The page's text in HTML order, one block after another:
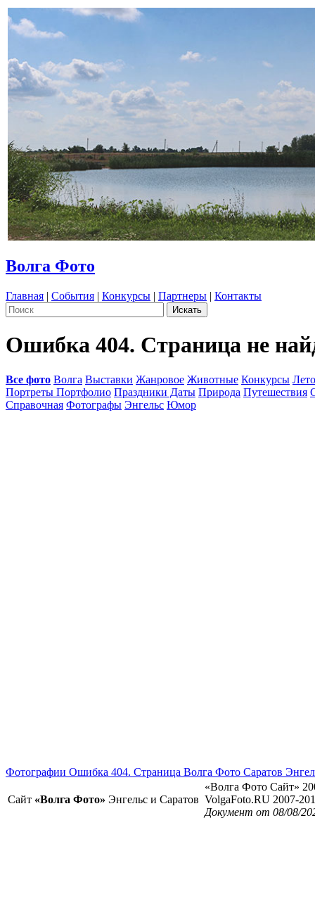
Волга Фото
Главная | События | Конкурсы | Партнеры | Контакты
Ошибка 404. Страница не
Все фото Волга Выставки Жанровое Животные Конкурсы
Портреты Портфолио Праздники Даты Природа Путешествия
Справочная Фотографы Энгельс Юмор
Фотографии Ошибка 404. Страница Волга Фото Саратов
Сайт «Волга Фото» Энгельс и Саратов
«Волга Фото Сайт»
VolgaFoto.RU 2007-
Документ от 08/08/